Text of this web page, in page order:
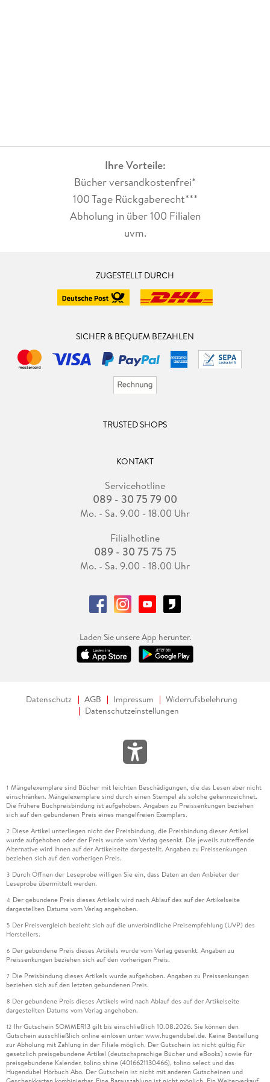
Ihre Vorteile:
Bücher versandkostenfrei*
100 Tage Rückgaberecht***
Abholung in über 100 Filialen
uvm.
ZUGESTELLT DURCH
SICHER & BEQUEM BEZAHLEN
TRUSTED SHOPS
KONTAKT
Servicehotline
089 - 30 75 79 00
Mo. - Sa. 9.00 - 18.00 Uhr
Filialhotline
089 - 30 75 75 75
Mo. - Sa. 9.00 - 18.00 Uhr
Laden Sie unsere App herunter.
Datenschutz AGB Impressum
Widerrufsbelehrung
Datenschutzeinstellungen
1 Mängelexemplare sind Bücher mit leichten Beschädigungen, die das Lesen aber nicht
einschränken. Mängelexemplare sind durch einen Stempel als solche gekennzeichnet.
Die frühere Buchpreisbindung ist aufgehoben. Angaben zu Preissenkungen beziehen
sich auf den gebundenen Preis eines mangelfreien Exemplars.
2 Diese Artikel unterliegen nicht der Preisbindung, die Preisbindung dieser Artikel
wurde aufgehoben oder der Preis wurde vom Verlag gesenkt. Die jeweils zutreffende
Alternative wird Ihnen auf der Artikelseite dargestellt. Angaben zu Preissenkungen
beziehen sich auf den vorherigen Preis.
3 Durch Öffnen der Leseprobe willigen Sie ein, dass Daten an den Anbieter der
Leseprobe übermittelt werden.
4 Der gebundene Preis dieses Artikels wird nach Ablauf des auf der Artikelseite
dargestellten Datums vom Verlag angehoben.
5 Der Preisvergleich bezieht sich auf die unverbindliche Preisempfehlung (UVP) des
Herstellers.
6 Der gebundene Preis dieses Artikels wurde vom Verlag gesenkt. Angaben zu
Preissenkungen beziehen sich auf den vorherigen Preis.
7 Die Preisbindung dieses Artikels wurde aufgehoben. Angaben zu Preissenkungen
beziehen sich auf den letzten gebundenen Preis.
8 Der gebundene Preis dieses Artikels wird nach Ablauf des auf der Artikelseite
dargestellten Datums vom Verlag angehoben.
12 Ihr Gutschein SOMMER13 gilt bis einschließlich 10.08.2026. Sie können den
Gutschein ausschließlich online einlösen unter www.hugendubel.de. Keine Bestellung
zur Abholung mit Zahlung in der Filiale möglich. Der Gutschein ist nicht gültig für
gesetzlich preisgebundene Artikel (deutschsprachige Bücher und eBooks) sowie für
preisgebundene Kalender, tolino shine (4016621130466), tolino select und das
Hugendubel Hörbuch Abo. Der Gutschein ist nicht mit anderen Gutscheinen und